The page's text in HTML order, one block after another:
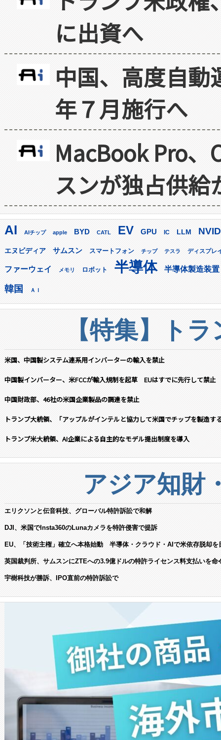
に出資へ
中国、高度自
年７月施行へ
MacBook Pro
スンが独占供給
AI AIチップ apple BYD CATL EV GPU IC LLM
エヌビディア サムスン スマートフォン チップ テスラ ディスプレ
ファーウェイ メモリ ロボット 半導体 半導体製造装置
韓国 ＡＩ
【特集】ト
米国、中国製システム連系用インバーターの輸入を禁止
中国製インバーター、米FCCが輸入規制を起草 EUはすでに先行して禁止
中国財政部、46社の米国企業製品の調達を禁止
トランプ大統領、「アップルがインテルと協力して米国でチップを製造す
トランプ米大統領、AI企業による自主的なモデル提出制度を導入
アジア知財
エリクソンと伝音科技、グローバル特許訴訟で和解
DJI、米国でInsta360のLunaカメラを特許侵害で提訴
EU、「技術主権」確立へ本格始動 半導体・クラウド・AIで米依存脱却を
英国裁判所、サムスンにZTEへの3.9億ドルの特許ライセンス料支払いを命
宇樹科技が勝訴、IPO直前の特許訴訟で